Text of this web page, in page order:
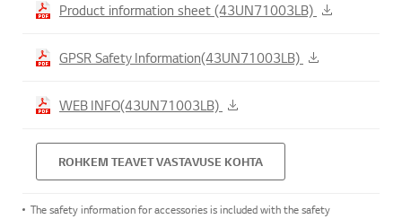
Product information sheet (43UN71003LB)
GPSR Safety Information(43UN71003LB)
WEB INFO(43UN71003LB)
ROHKEM TEAVET VASTAVUSE KOHTA
The safety information for accessories is included with the safety